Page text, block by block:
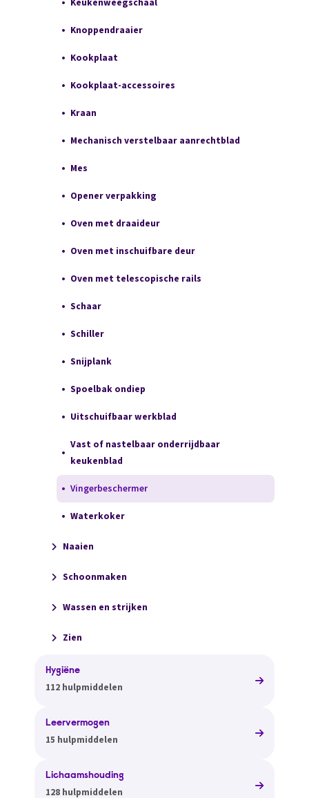
Keukenweegschaal
Knoppendraaier
Kookplaat
Kookplaat-accessoires
Kraan
Mechanisch verstelbaar aanrechtblad
Mes
Opener verpakking
Oven met draaideur
Oven met inschuifbare deur
Oven met telescopische rails
Schaar
Schiller
Snijplank
Spoelbak ondiep
Uitschuifbaar werkblad
Vast of nastelbaar onderrijdbaar
keukenblad
Vingerbeschermer
Waterkoker
Naaien
Schoonmaken
Wassen en strijken
Zien
Hygiëne
112 hulpmiddelen
Leervermogen
15 hulpmiddelen
Lichaamshouding
128 hulpmiddelen